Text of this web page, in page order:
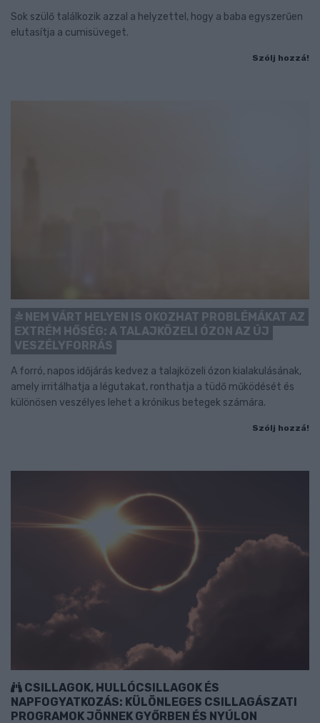
Sok szülő találkozik azzal a helyzettel, hogy a baba egyszerűen
elutasítja a cumisüveget.
Szólj hozzá!
NEM VÁRT HELYEN IS OKOZHAT PROBLÉMÁKAT AZ
EXTRÉM HŐSÉG: A TALAJKÖZELI ÓZON AZ ÚJ
VESZÉLYFORRÁS
A forró, napos időjárás kedvez a talajközeli ózon kialakulásának,
amely irritálhatja a légutakat, ronthatja a tüdő működését és
különösen veszélyes lehet a krónikus betegek számára.
Szólj hozzá!
CSILLAGOK, HULLÓCSILLAGOK ÉS
NAPFOGYATKOZÁS: KÜLÖNLEGES CSILLAGÁSZATI
PROGRAMOK JÖNNEK GYŐRBEN ÉS NYÚLON